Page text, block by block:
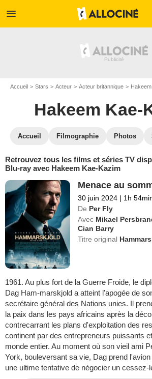
menu
Accueil Stars Acteur Acteur britannique
Hakeem Kae-
Accueil Filmographie Photos
Retrouvez tous les films et séries TV
Blu-ray avec Hakeem Kae-Kazim
Menace au
30 juin 2024 | 1h
De Per Fly
Avec Mikael
Cian Barry
Titre original
1961. Au plus fort de la Guerre Froide, le
Dag Ham-marskjold a atteint l'apogée de
secrétaire général des Nations unies. Il
la paix dans les pays africains après la
contrecarrant les plans d'exploitation des
continent par des entrepreneurs puissants
monde entier. Au moment où son vieil ami
York, bouleversant sa vie, Dag prend
une ultime tentative de négocier un cessez-